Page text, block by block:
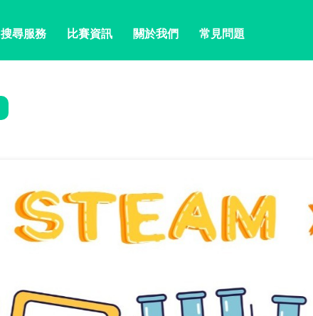
搜尋服務 比賽資訊 關於我們 常見問題